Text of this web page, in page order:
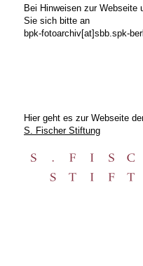
Bei Hinweisen zur Webseite
Sie sich bitte an
bpk-fotoarchiv[at]sbb.spk-
Hier geht es zur Webseite
S. Fischer Stiftung